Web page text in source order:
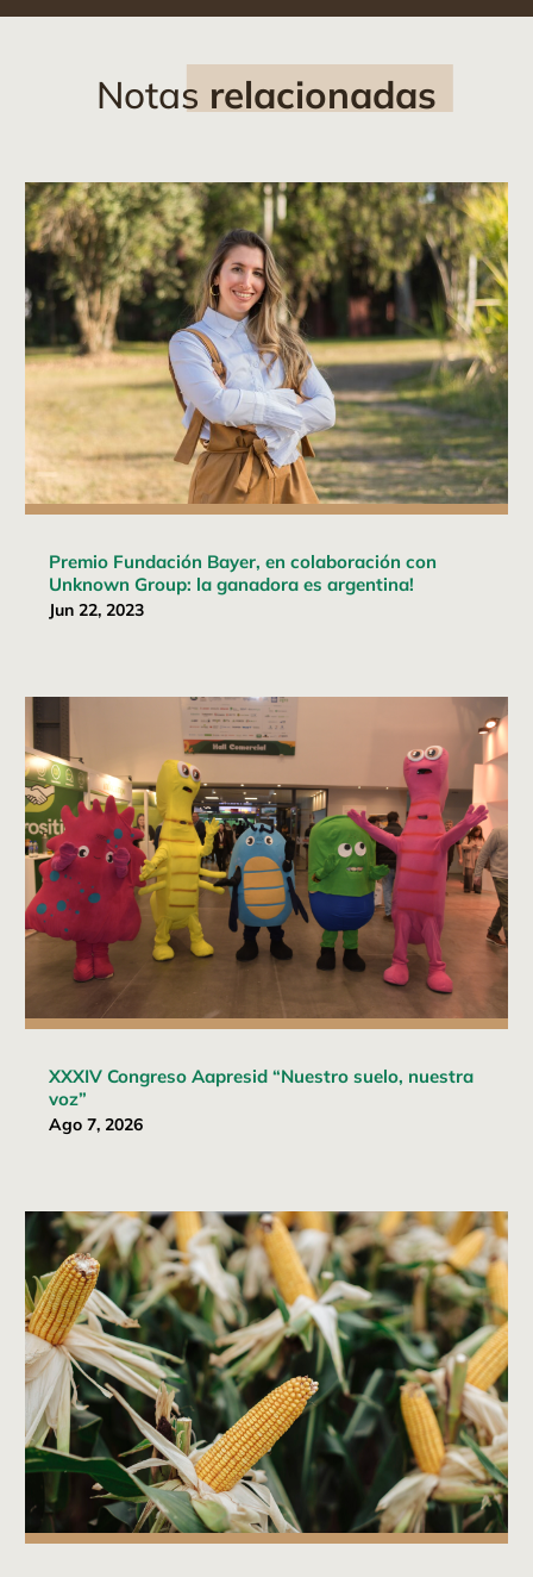
Notas relacionadas
Premio Fundación Bayer, en colaboración con
Unknown Group: la ganadora es argentina!
Jun 22, 2023
XXXIV Congreso Aapresid “Nuestro suelo, nuestra
voz”
Ago 7, 2026